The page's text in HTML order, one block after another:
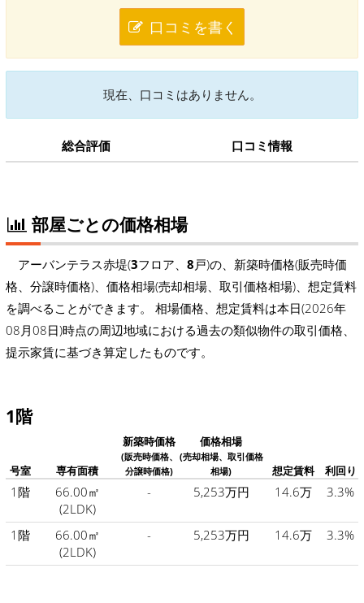
口コミを書く
現在、口コミはありません。
総合評価 口コミ情報
部屋ごとの価格相場
アーバンテラス赤堤(3フロア、 8戸)の、新築時価格(販売時価
格、分譲時価格)、価格相場(売却相場、取引価格相場)、想定賃料
を調べることができます。 相場価格、想定賃料は本日(2026年
08月08日)時点の周辺地域における過去の類似物件の取引価格、
提示家賃に基づき算定したものです。
1階
号室 専有面積
新築時価格
(販売時価格、
分譲時価格)
価格相場
(売却相場、取引価格
相場)
想定賃料 利回り
1階
66.00㎡
(2LDK)
- 5,253万円 14.6万 3.3%
1階
66.00㎡
(2LDK)
- 5,253万円 14.6万 3.3%